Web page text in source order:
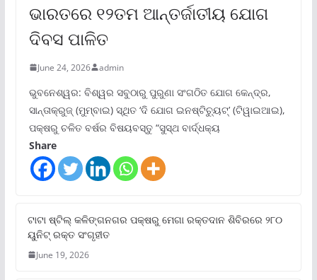
ଭାରତରେ ୧୨ତମ ଆନ୍ତର୍ଜାତୀୟ ଯୋଗ
ଦିବସ ପାଳିତ
June 24, 2026 admin
ଭୁବନେଶ୍ୱର: ବିଶ୍ୱର ସବୁଠାରୁ ପୁରୁଣା ସଂଗଠିତ ଯୋଗ କେନ୍ଦ୍ର,
ସାନ୍ତାକ୍ରୁଜ୍ (ମୁମ୍ବାଇ) ସ୍ଥିତ ‘ଦି ଯୋଗ ଇନଷ୍ଟିଚ୍ୟୁଟ୍‌’ (ଟିୱାଇଆଇ),
ପକ୍ଷରୁ ଚଳିତ ବର୍ଷର ବିଷୟବସ୍ତୁ “ସୁସ୍ଥ ବାର୍ଦ୍ଧକ୍ୟ
Share
ଟାଟା ଷ୍ଟିଲ୍‌ କଳିଙ୍ଗନଗର ପକ୍ଷରୁ ମେଗା ରକ୍ତଦାନ ଶିବିରରେ ୨୮୦
ୟୁନିଟ୍‌ ରକ୍ତ ସଂଗୃହୀତ
June 19, 2026